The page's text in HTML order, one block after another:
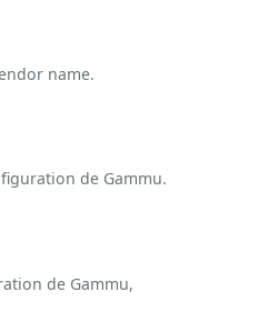
name.
de Gammu.
de Gammu,